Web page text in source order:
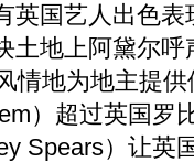
英国艺人出色
土地上阿黛尔
情地为地主提
）超过英国罗
Spears）让英